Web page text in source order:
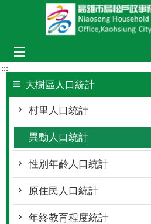
跳到主要內容區塊
:::
大樹區人口統計
村里人口統計
異動人口統計
性別年齡人口統計
原住民人口統計
年終教育程度統計